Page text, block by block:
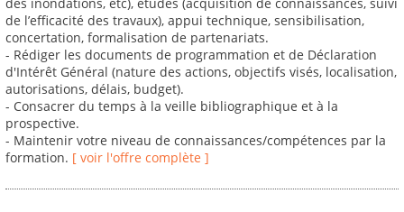
des inondations, etc), études (acquisition de connaissances, suivi
de l’efficacité des travaux), appui technique, sensibilisation,
concertation, formalisation de partenariats.
- Rédiger les documents de programmation et de Déclaration
d'Intérêt Général (nature des actions, objectifs visés, localisation,
autorisations, délais, budget).
- Consacrer du temps à la veille bibliographique et à la
prospective.
- Maintenir votre niveau de connaissances/compétences par la
formation. [ voir l'offre complète ]